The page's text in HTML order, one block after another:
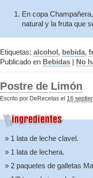
En copa
natural y la fruta que
Etiquetas: alcohol, bebida,
Publicado en Bebidas | No
Postre de Limón
Escrito por DeRecetas el 16
1 lata de leche clavel.
1 lata de lechera.
2 paquetes de galletas